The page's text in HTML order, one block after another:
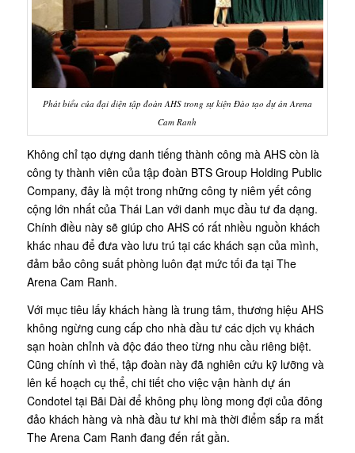
Phát biểu của đại diện tập đoàn AHS trong sự kiện Đào tạo dự án Arena
Cam Ranh
Không chỉ tạo dựng danh tiếng thành công mà AHS còn là
công ty thành viên của tập đoàn BTS Group Holding Public
Company, đây là một trong những công ty niêm yết công
cộng lớn nhất của Thái Lan với danh mục đầu tư đa dạng.
Chính điều này sẽ giúp cho AHS có rất nhiều nguồn khách
khác nhau để đưa vào lưu trú tại các khách sạn của mình,
đảm bảo công suất phòng luôn đạt mức tối đa tại The
Arena Cam Ranh.
Với mục tiêu lấy khách hàng là trung tâm, thương hiệu AHS
không ngừng cung cấp cho nhà đầu tư các dịch vụ khách
sạn hoàn chỉnh và độc đáo theo từng nhu cầu riêng biệt.
Cũng chính vì thế, tập đoàn này đã nghiên cứu kỹ lưỡng và
lên kế hoạch cụ thể, chi tiết cho việc vận hành dự án
Condotel tại Bãi Dài để không phụ lòng mong đợi của đông
đảo khách hàng và nhà đầu tư khi mà thời điểm sắp ra mắt
The Arena Cam Ranh đang đến rất gần.